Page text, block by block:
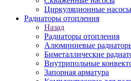
Циркуляционные насосы
Радиаторы отопления
Назад
Радиаторы отопления
Алюминиевые
Биметаллические
Внутрипольные
Запорная арматура